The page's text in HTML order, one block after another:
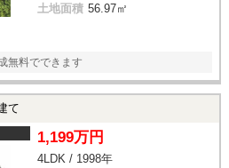
土地面積 56.97㎡
無料でできます
て
1,199万円
4LDK / 1998年